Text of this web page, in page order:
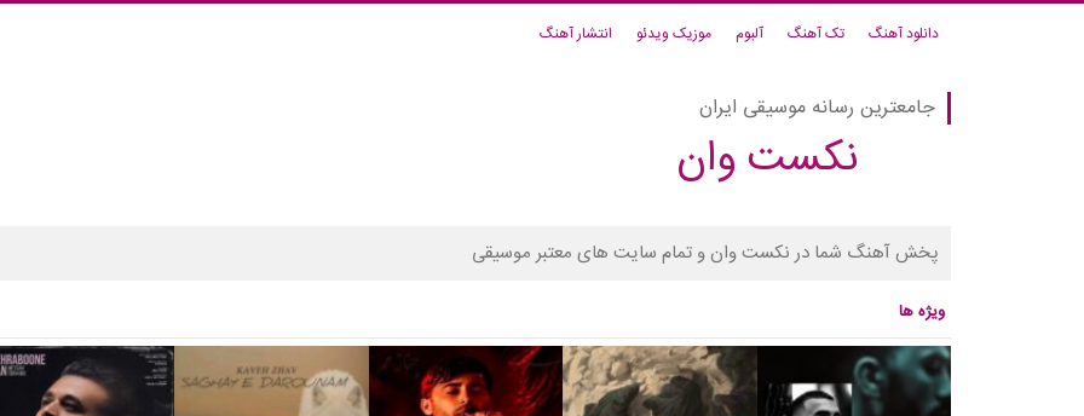
دانلود آهنگ تک آهنگ آلبوم موزیک ویدئو انتشار آهنگ
جامعترین رسانه موسیقی ایران
نکست وان
پخش آهنگ شما در نکست وان و تمام سایت های معتبر موسیقی
ویژه ها